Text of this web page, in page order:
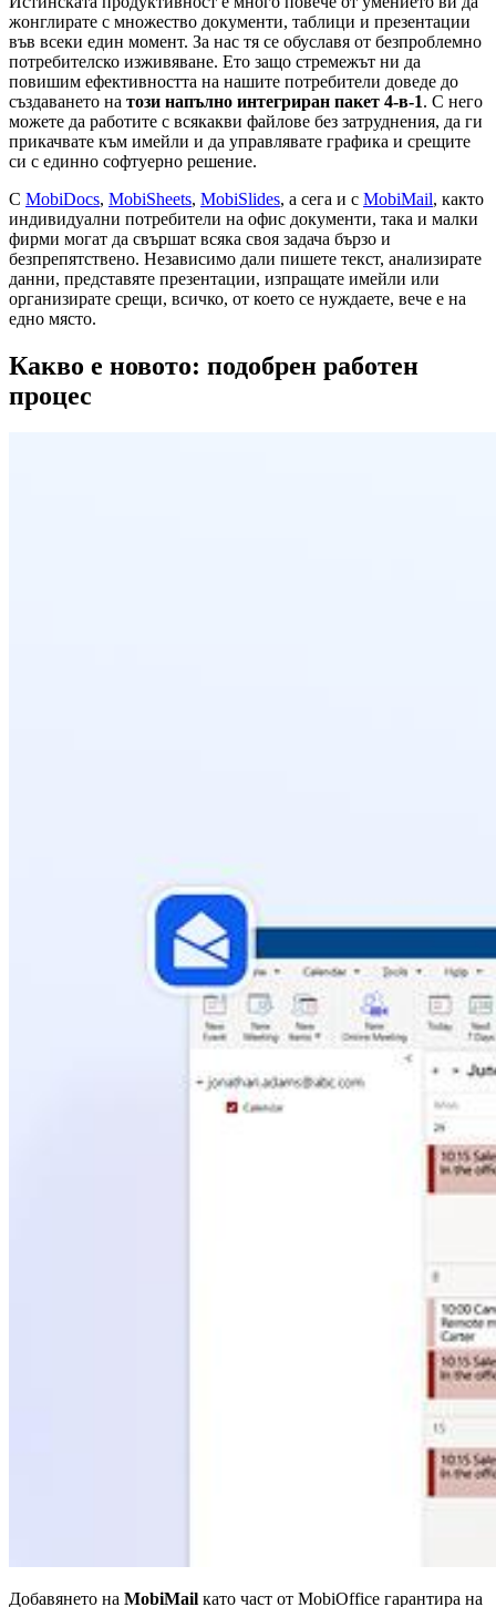
жонглирате с множество документи, таблици и презентации
във всеки един момент. За нас тя се обуславя от безпроблемно
потребителско изживяване. Ето защо стремежът ни да
повишим ефективността на нашите потребители доведе до
създаването на този напълно интегриран пакет 4-в-1. С него
можете да работите с всякакви файлове без затруднения, да ги
прикачвате към имейли и да управлявате графика и срещите
си с единно софтуерно решение.
С MobiDocs, MobiSheets, MobiSlides, а сега и с MobiMail, както
индивидуални потребители на офис документи, така и малки
фирми могат да свършат всяка своя задача бързо и
безпрепятствено. Независимо дали пишете текст, анализирате
данни, представяте презентации, изпращате имейли или
организирате срещи, всичко, от което се нуждаете, вече е на
едно място.
Какво е новото: подобрен работен
процес
Добавянето на MobiMail като част от MobiOffice гарантира на